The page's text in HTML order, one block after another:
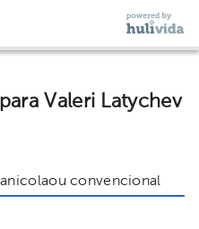
Valeri Latychev